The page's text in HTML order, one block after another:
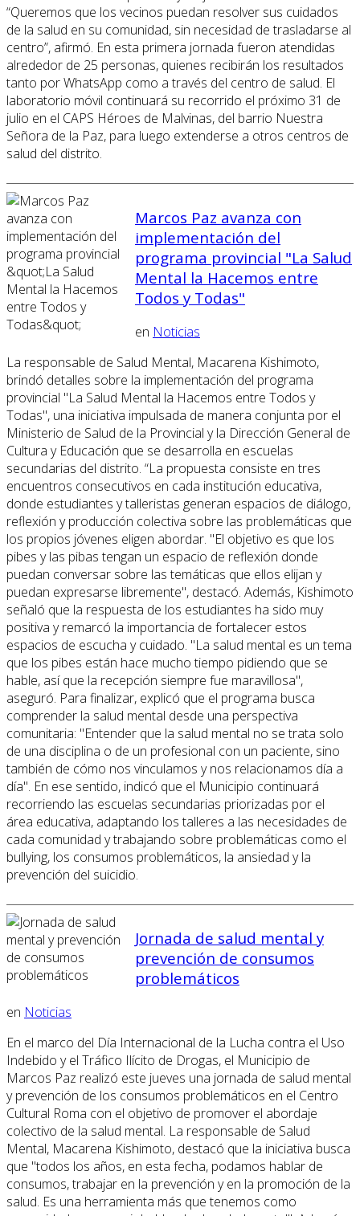
“Queremos que los vecinos puedan resolver sus cuidados
de la salud en su comunidad, sin necesidad de trasladarse al
centro”, afirmó. En esta primera jornada fueron atendidas
alrededor de 25 personas, quienes recibirán los resultados
tanto por WhatsApp como a través del centro de salud. El
laboratorio móvil continuará su recorrido el próximo 31 de
julio en el CAPS Héroes de Malvinas, del barrio Nuestra
Señora de la Paz, para luego extenderse a otros centros de
salud del distrito.
Marcos Paz avanza con
implementación del
programa provincial "La Salud
Mental la Hacemos entre
Todos y Todas"
en Noticias
La responsable de Salud Mental, Macarena Kishimoto,
brindó detalles sobre la implementación del programa
provincial "La Salud Mental la Hacemos entre Todos y
Todas", una iniciativa impulsada de manera conjunta por el
Ministerio de Salud de la Provincial y la Dirección General de
Cultura y Educación que se desarrolla en escuelas
secundarias del distrito. “La propuesta consiste en tres
encuentros consecutivos en cada institución educativa,
donde estudiantes y talleristas generan espacios de diálogo,
reflexión y producción colectiva sobre las problemáticas que
los propios jóvenes eligen abordar. "El objetivo es que los
pibes y las pibas tengan un espacio de reflexión donde
puedan conversar sobre las temáticas que ellos elijan y
puedan expresarse libremente", destacó. Además, Kishimoto
señaló que la respuesta de los estudiantes ha sido muy
positiva y remarcó la importancia de fortalecer estos
espacios de escucha y cuidado. "La salud mental es un tema
que los pibes están hace mucho tiempo pidiendo que se
hable, así que la recepción siempre fue maravillosa",
aseguró. Para finalizar, explicó que el programa busca
comprender la salud mental desde una perspectiva
comunitaria: "Entender que la salud mental no se trata solo
de una disciplina o de un profesional con un paciente, sino
también de cómo nos vinculamos y nos relacionamos día a
día". En ese sentido, indicó que el Municipio continuará
recorriendo las escuelas secundarias priorizadas por el
área educativa, adaptando los talleres a las necesidades de
cada comunidad y trabajando sobre problemáticas como el
bullying, los consumos problemáticos, la ansiedad y la
prevención del suicidio.
Jornada de salud mental y
prevención de consumos
problemáticos
en Noticias
En el marco del Día Internacional de la Lucha contra el Uso
Indebido y el Tráfico Ilícito de Drogas, el Municipio de
Marcos Paz realizó este jueves una jornada de salud mental
y prevención de los consumos problemáticos en el Centro
Cultural Roma con el objetivo de promover el abordaje
colectivo de la salud mental. La responsable de Salud
Mental, Macarena Kishimoto, destacó que la iniciativa busca
que "todos los años, en esta fecha, podamos hablar de
consumos, trabajar en la prevención y en la promoción de la
salud. Es una herramienta más que tenemos como